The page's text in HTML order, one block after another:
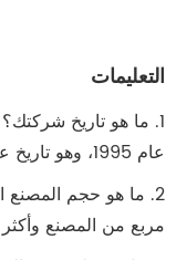
التعليمات
1. ما هو تاريخ
عام 1995، وهو تاريخ عمره 25 عامًا.
مربع من المصنع وأكثر من